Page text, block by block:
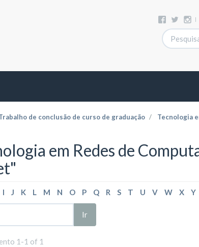
|
de conclusão de curso de graduação
Tecnologia
em Redes de
I J K L M N O P Q R S T U V W X Y
Ir
1-1 of 1